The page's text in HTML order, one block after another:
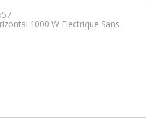
1000 W Electrique Sans